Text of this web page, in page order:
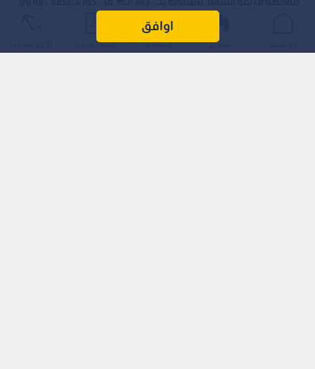
اوافق
أي خصم قد تضعه القرعة أمام فريقه، سواء كان برشلونة أو
تشيلسي.
عواجل المباشر أحدث الأخبار